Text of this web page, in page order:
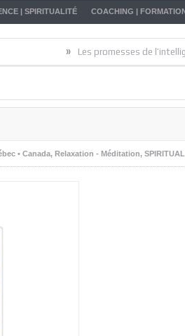
| SPIRITUALITÉ COACHING |
Les promesses de l’intelligence
• Canada, Relaxation - Méditation,